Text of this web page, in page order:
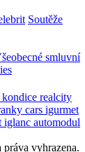
Soutěže
smluvní
kondice realcity
cars igurmet
iglanc automodul
práva vyhrazena.